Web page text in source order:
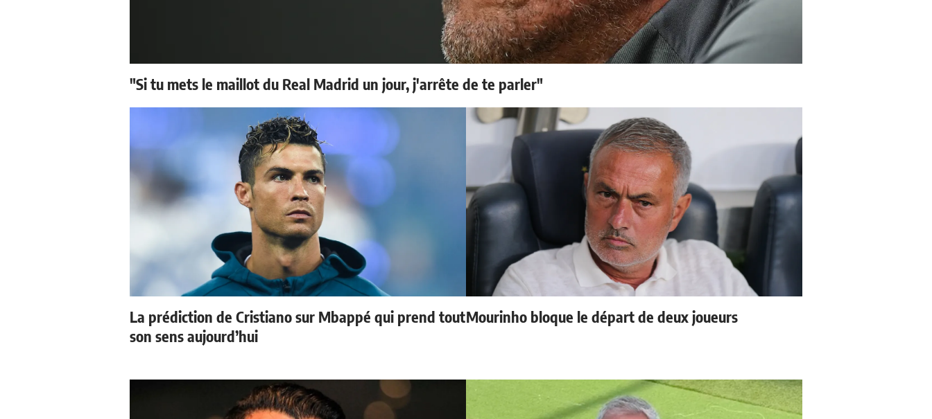
"Si tu mets le maillot du Real Madrid un jour, j'arrête de te parler"
La prédiction de Cristiano sur Mbappé qui prend tout
son sens aujourd’hui
Mourinho bloque le départ de deux joueurs